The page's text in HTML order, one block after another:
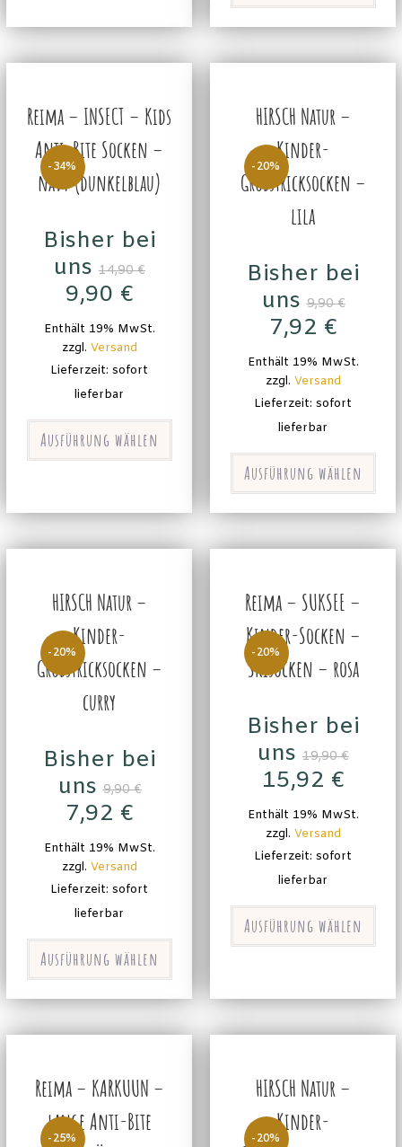
-34%
Reima – INSECT – Kids
Anti-Bite Socken –
navy (dunkelblau)
Bisher bei
uns 14,90€
9,90 €
Enthält 19% MwSt.
zzgl. Versand
Lieferzeit: sofort
lieferbar
Ausführung wählen
-20%
HIRSCH Natur –
Kinder-
Grobstricksocken –
lila
Bisher bei
uns 9,90€
7,92 €
Enthält 19% MwSt.
zzgl. Versand
Lieferzeit: sofort
lieferbar
Ausführung wählen
-20%
HIRSCH Natur –
Kinder-
Grobstricksocken –
curry
Bisher bei
uns 9,90€
7,92 €
Enthält 19% MwSt.
zzgl. Versand
Lieferzeit: sofort
lieferbar
Ausführung wählen
-20%
Reima – SUKSEE –
Kinder-Socken –
Skisocken – rosa
Bisher bei
uns 19,90€
15,92 €
Enthält 19% MwSt.
zzgl. Versand
Lieferzeit: sofort
lieferbar
Ausführung wählen
-25%
Reima – KARKUUN –
lange Anti-Bite
-20%
HIRSCH Natur –
Kinder-